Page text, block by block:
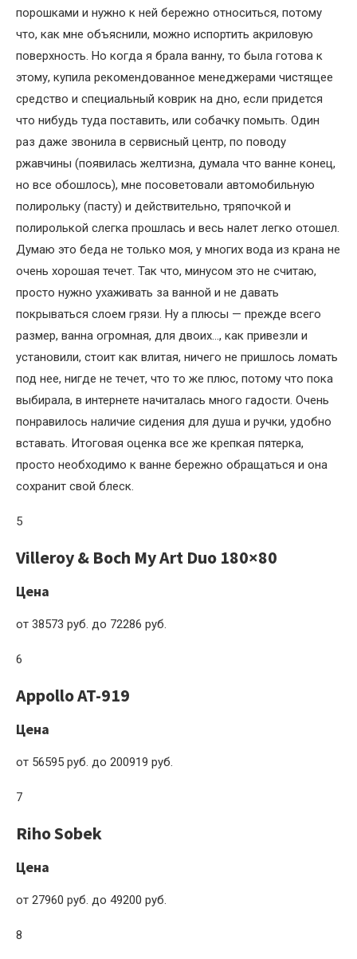
порошками и нужно к ней бережно относиться, потому
что, как мне объяснили, можно испортить акриловую
поверхность. Но когда я брала ванну, то была готова к
этому, купила рекомендованное менеджерами чистящее
средство и специальный коврик на дно, если придется
что нибудь туда поставить, или собачку помыть. Один
раз даже звонила в сервисный центр, по поводу
ржавчины (появилась желтизна, думала что ванне конец,
но все обошлось), мне посоветовали автомобильную
полирольку (пасту) и действительно, тряпочкой и
полиролькой слегка прошлась и весь налет легко отошел.
Думаю это беда не только моя, у многих вода из крана не
очень хорошая течет. Так что, минусом это не считаю,
просто нужно ухаживать за ванной и не давать
покрываться слоем грязи. Ну а плюсы — прежде всего
размер, ванна огромная, для двоих…, как привезли и
установили, стоит как влитая, ничего не пришлось ломать
под нее, нигде не течет, что то же плюс, потому что пока
выбирала, в интернете начиталась много гадости. Очень
понравилось наличие сидения для душа и ручки, удобно
вставать. Итоговая оценка все же крепкая пятерка,
просто необходимо к ванне бережно обращаться и она
сохранит свой блеск.
5
Villeroy & Boch My Art Duo 180×80
Цена
от 38573 руб. до 72286 руб.
6
Appollo AT-919
Цена
от 56595 руб. до 200919 руб.
7
Riho Sobek
Цена
от 27960 руб. до 49200 руб.
8